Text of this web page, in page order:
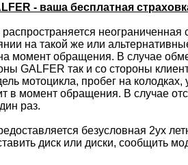
- ваша бесплатная
на такой же или
момент обращения. В случае
GALFER так и со стороны
мотоцикла, пробег на
в момент обращения. В случае
раз.
безусловная 2ух
диск или диски, сообщить